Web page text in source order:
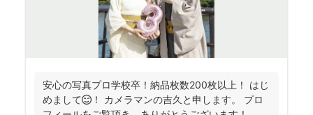
安心の写真プロ学校卒！納品枚数200枚以上！ はじ
めまして😊！ カメラマンの吉久と申します。 プロ